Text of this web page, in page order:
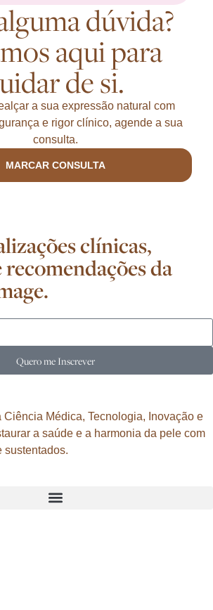
dúvida?
aqui para
de si.
a sua expressão natural com
e rigor clínico, agende a sua
consulta.
MARCAR CONSULTA
clínicas,
recomendações da
Quero me Inscrever
Ciência Médica, Tecnologia, Inovação e
a saúde e a harmonia da pele com
sustentados.